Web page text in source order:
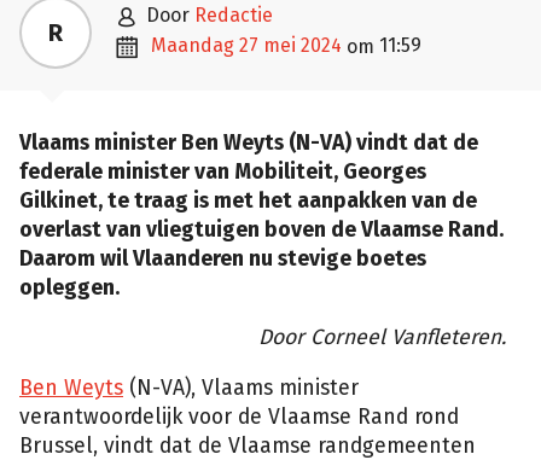
R  door Redactie
 maandag 27 mei 2024 om 11:59
Vlaams minister Ben Weyts (N-VA) vindt dat de
federale minister van Mobiliteit, Georges
Gilkinet, te traag is met het aanpakken van de
overlast van vliegtuigen boven de Vlaamse Rand.
Daarom wil Vlaanderen nu stevige boetes
opleggen.
Door Corneel Vanfleteren.
Ben Weyts (N-VA), Vlaams minister
verantwoordelijk voor de Vlaamse Rand rond
Brussel, vindt dat de Vlaamse randgemeenten